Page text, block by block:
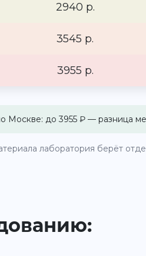
2940 р.
3545 р.
3955 р.
Москве: до 3955 ₽ — разница
лаборатория берёт